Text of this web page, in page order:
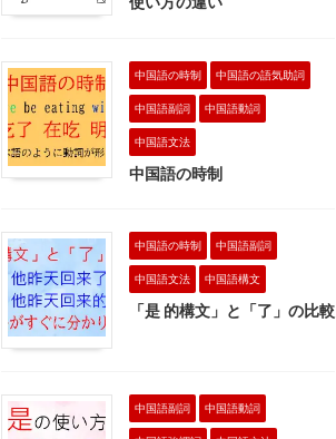
中国語の時制 中国語の語気助詞
中国語副詞 中国語動詞
中国語文法
中国語の時制
中国語の時制 中国語副詞
中国語文法 中国語構文
「是 的構文」と「了」の比較
中国語副詞 中国語動詞